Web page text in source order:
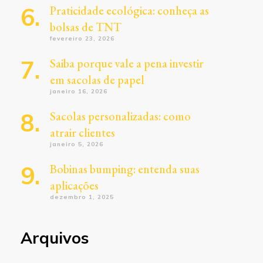
Praticidade ecológica: conheça as
bolsas de TNT
fevereiro 23, 2026
Saiba porque vale a pena investir
em sacolas de papel
janeiro 16, 2026
Sacolas personalizadas: como
atrair clientes
janeiro 5, 2026
Bobinas bumping: entenda suas
aplicações
dezembro 1, 2025
Arquivos